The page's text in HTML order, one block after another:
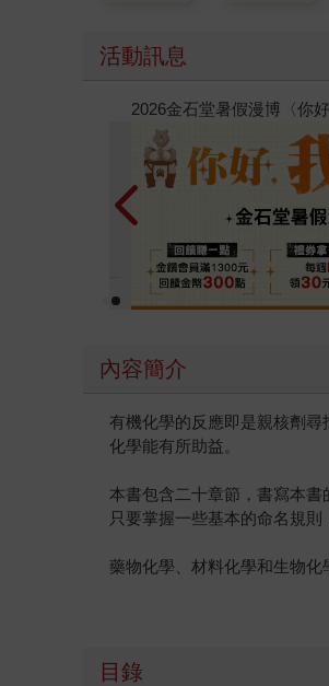
活動訊息
春光ｘ奇幻基地｜全書系展
內容簡介
有機化學的反應即是親核劑
化學能有所助益。
本書包含二十章節，書寫本書
只要掌握一些基本的命名規
藥物化學、材料化學和生物
目錄